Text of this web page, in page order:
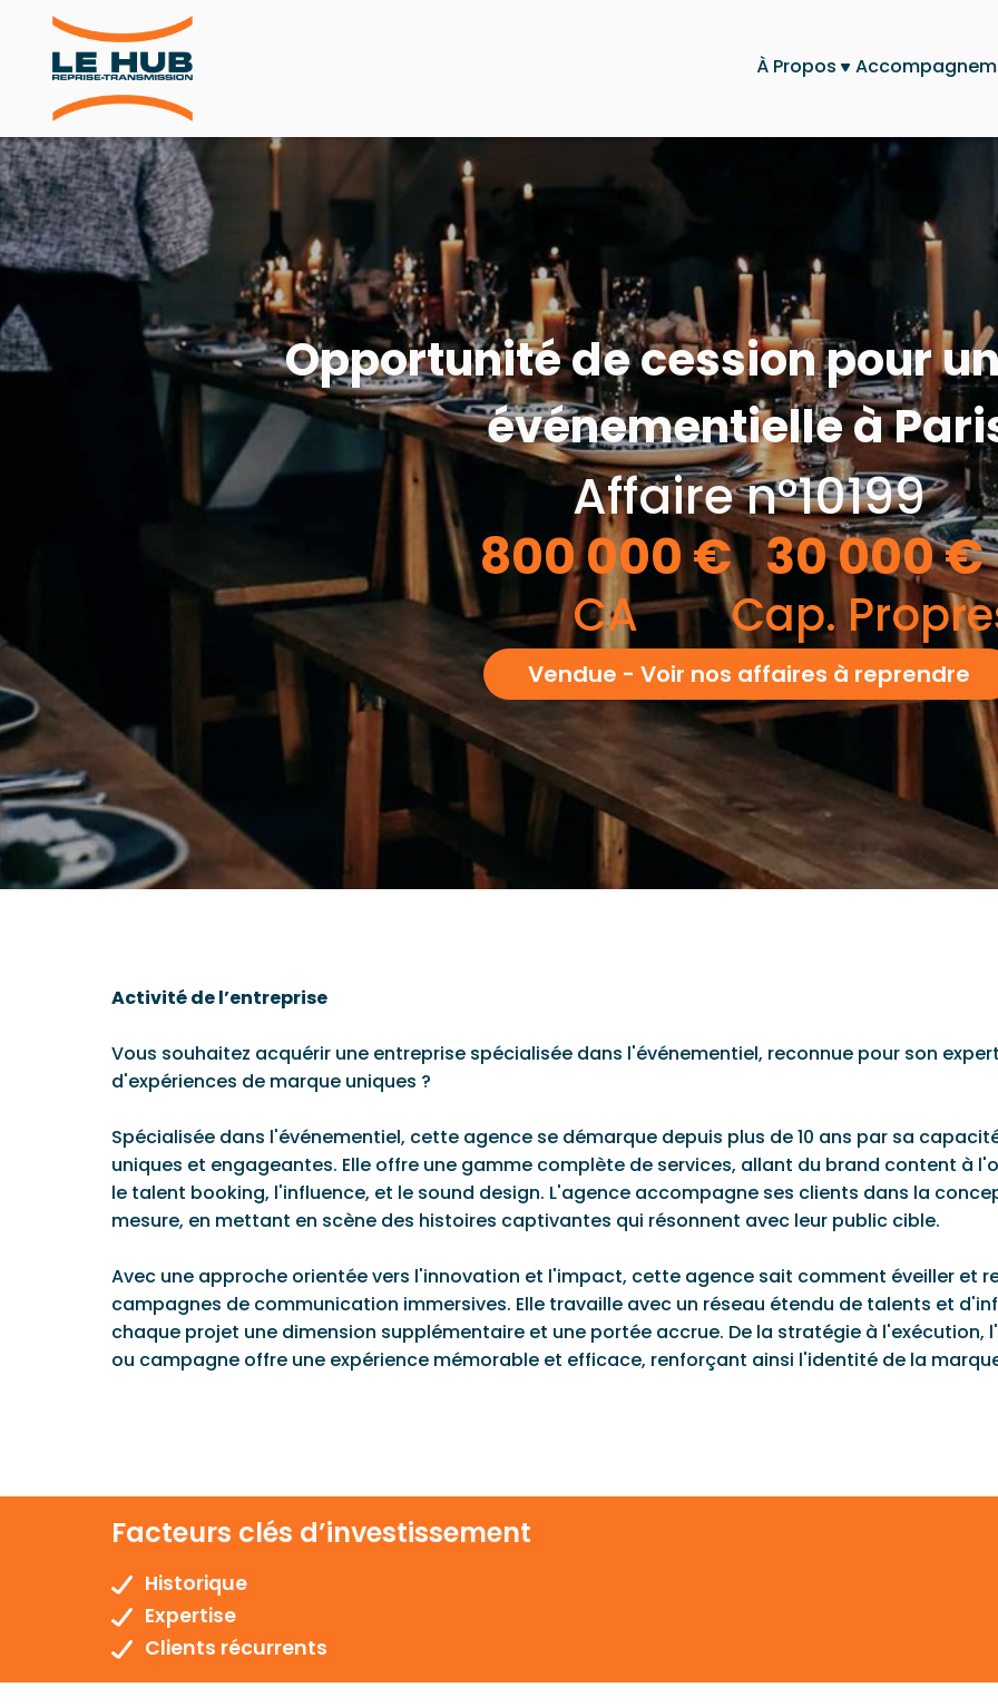
À Propos
Opportunité de cession pour
événementielle à
Affaire n°10199
800 000€
CA
30 000€
Cap.
Vendue - Voir nos affaires à reprendre
Activité de l’entreprise
Vous souhaitez acquérir une entreprise spécialisée dans l'événementiel, reconnue pour son
d'expériences de marque uniques ?
Spécialisée dans l'événementiel, cette agence se démarque depuis plus de 10 ans par sa
uniques et engageantes. Elle offre une gamme complète de services, allant du brand content à
le talent booking, l'influence, et le sound design. L'agence accompagne ses clients dans la
mesure, en mettant en scène des histoires captivantes qui résonnent avec leur public cible.
Avec une approche orientée vers l'innovation et l'impact, cette agence sait comment éveiller et
campagnes de communication immersives. Elle travaille avec un réseau étendu de talents et
chaque projet une dimension supplémentaire et une portée accrue. De la stratégie à l'exécution,
ou campagne offre une expérience mémorable et efficace, renforçant ainsi l'identité de la
Facteurs clés d’investissement
Historique
Expertise
Clients récurrents